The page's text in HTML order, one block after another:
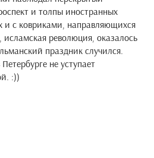
и толпы иностранных
и с ковриками, направляющихся
революция, оказалось
праздник случился.
не уступает
:))